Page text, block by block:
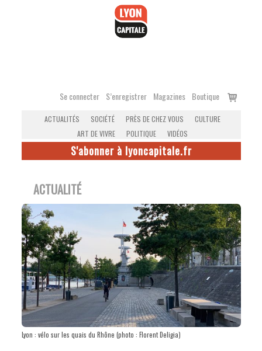
Se connecter S’enregistrer Magazines Boutique
Voir
ACTUALITÉS SOCIÉTÉ PRÈS DE CHEZ VOUS
CULTURE
ART DE VIVRE
POLITIQUE VIDÉOS
S'abonner à lyoncapitale.fr
ACTUALITÉ
Lyon : vélo sur les quais du Rhône (photo : Florent Deligia)